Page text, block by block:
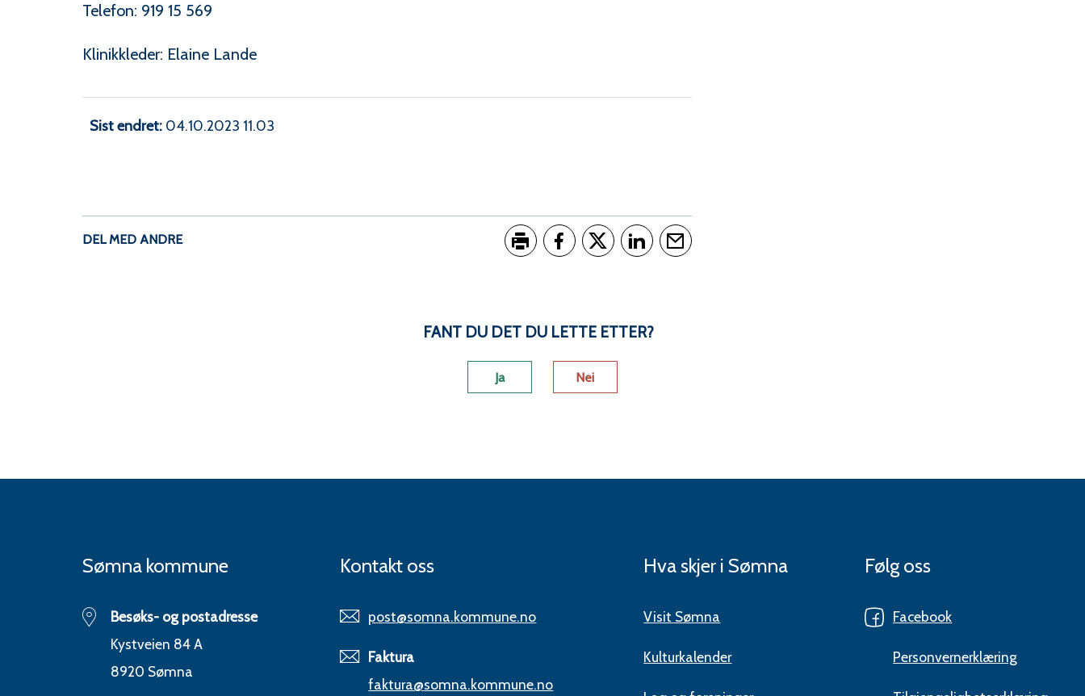
Telefon: 919 15 569
Klinikkleder: Elaine Lande
Sist endret 04.10.2023 11.03
DEL MED ANDRE
FANT DU DET DU LETTE ETTER?
Ja Nei
Sømna kommune
Besøks- og postadresse
Kystveien 84 A
8920 Sømna
Kontakt oss
post@somna.kommune.no
Faktura
faktura@somna.kommune.no
Hva skjer i Sømna
Visit Sømna
Kulturkalender
Følg oss
Facebook
Personvernerklæring